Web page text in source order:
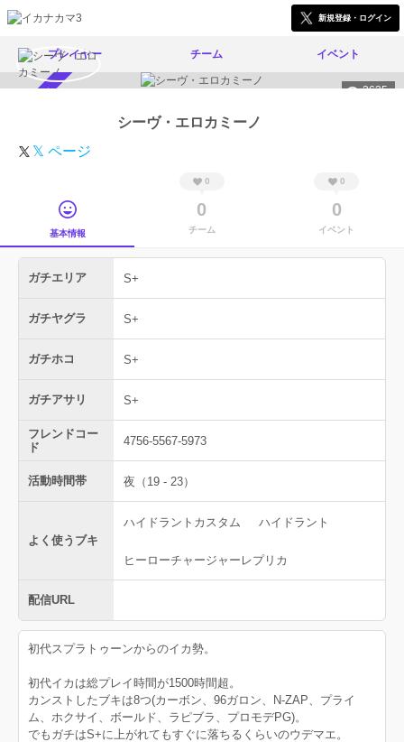
新規登録・ログイン
プレイヤー チーム イベント
2635
シーヴ・エロカミーノ
𝕏 ページ
基本情報
0
0
チーム
0
0
イベント
ガチエリア S+
ガチヤグラ S+
ガチホコ S+
ガチアサリ S+
フレンドコー
ド
4756-5567-5973
活動時間帯 夜（19 - 23）
よく使うブキ
ハイドラントカスタム ハイドラント
ヒーローチャージャーレプリカ
配信URL
初代スプラトゥーンからのイカ勢。
初代イカは総プレイ時間が1500時間超。
カンストしたブキは8つ(カーボン、96ガロン、N-ZAP、プライ
ム、ホクサイ、ボールド、ラピブラ、プロモデPG)。
でもガチはS+に上がれてもすぐに落ちるくらいのウデマエ。